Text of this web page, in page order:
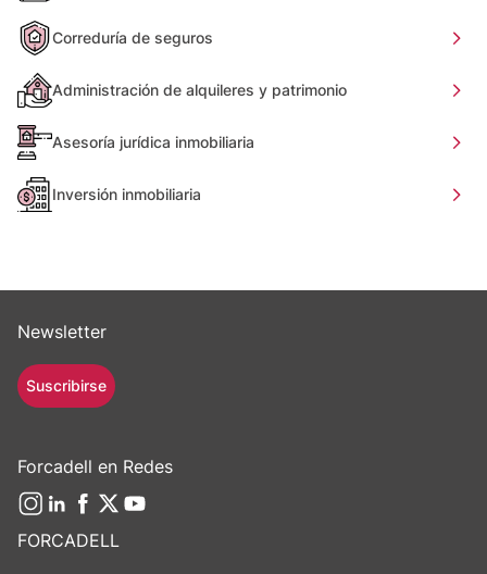
Correduría de seguros
Administración de alquileres y patrimonio
Asesoría jurídica inmobiliaria
Inversión inmobiliaria
FORCADELL
Newsletter
Suscribirse
Forcadell en Redes